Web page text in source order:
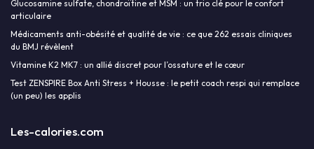
Glucosamine sulfate, chondroïtine et MSM : un trio clé pour le confort
articulaire
Médicaments anti-obésité et qualité de vie : ce que 262 essais cliniques
du BMJ révèlent
Vitamine K2 MK7 : un allié discret pour l’ossature et le cœur
Test ZENSPIRE Box Anti Stress + Housse : le petit coach respi qui remplace
(un peu) les applis
Les-calories.com